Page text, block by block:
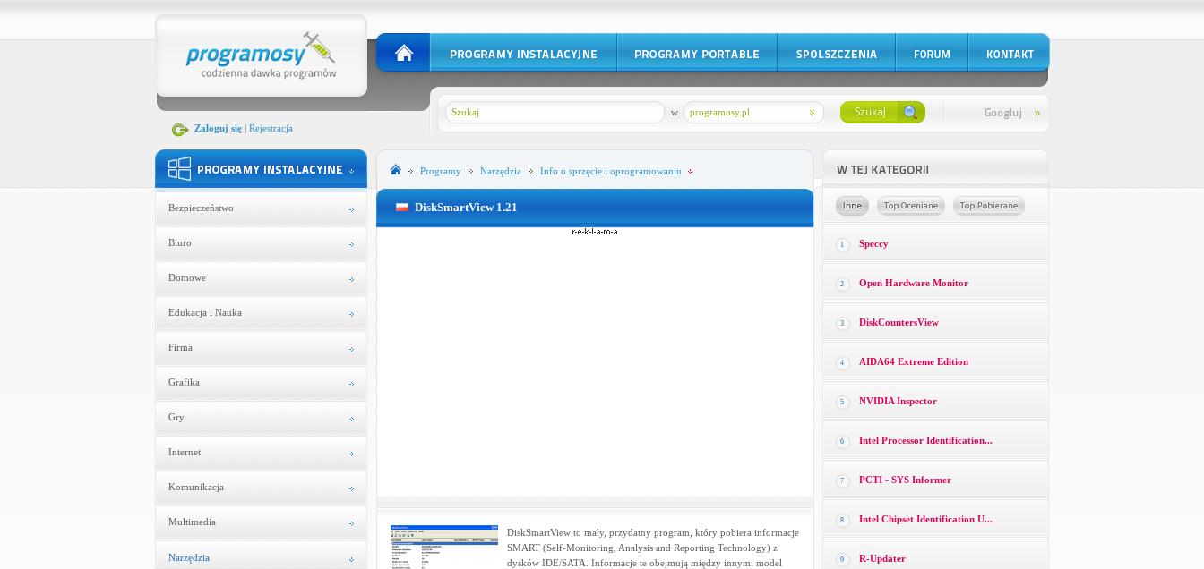
Zaloguj się| Rejestracja
programosy.pl
w
Bezpieczeństwo
Biuro
Domowe
Edukacja i Nauka
Firma
Grafika
Gry
Internet
Komunikacja
Multimedia
Narzędzia
Programy Narzędzia Info o sprzęcie i oprogramowaniu
DiskSmartView 1.21
DiskSmartView to mały, przydatny program, który pobiera informacje
SMART (Self-Monitoring, Analysis and Reporting Technology) z
dysków IDE/SATA. Informacje te obejmują między innymi model
1 Speccy
2 Open Hardware Monitor
3 DiskCountersView
4 AIDA64 Extreme Edition
5 NVIDIA Inspector
6 Intel Processor Identification...
7 PCTI - SYS Informer
8 Intel Chipset Identification U...
9 R-Updater